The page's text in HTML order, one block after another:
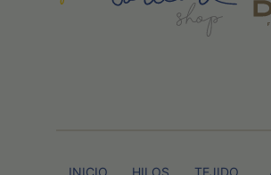
INICIO HILOS TEJIDO